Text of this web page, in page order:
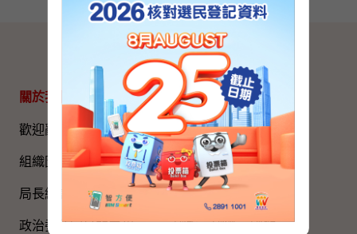
網站地圖
關於我們
歡迎辭
組織圖​
局長網誌
政治委任官員的申報
專題資料
國家五年規劃
國家憲法日
《基本法》
國旗、國徽、國歌